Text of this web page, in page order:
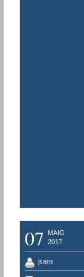
07
MAIG
2017
jsans